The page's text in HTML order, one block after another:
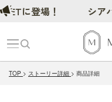
TOP ストーリー詳細 商品詳細
に登場！ シアバ